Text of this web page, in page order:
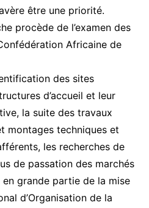
être une priorité.
procède de l’examen des
Africaine de
des sites
d’accueil et leur
la suite des travaux
montages techniques et
les recherches de
de passation des marchés
grande partie de la mise
d’Organisation de la